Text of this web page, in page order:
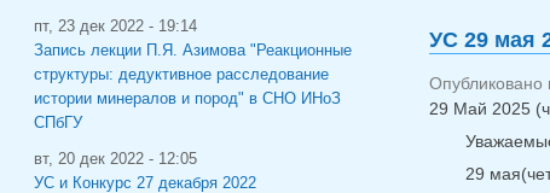
УС 29 мая
Опубликовано
29 Май 2025
29
пт, 23 дек 2022 - 19:14
Запись лекции П.Я. Азимова "Реакционные
структуры: дедуктивное расследование
истории минералов и пород" в СНО ИНоЗ
СПбГУ
вт, 20 дек 2022 - 12:05
УС и Конкурс 27 декабря 2022